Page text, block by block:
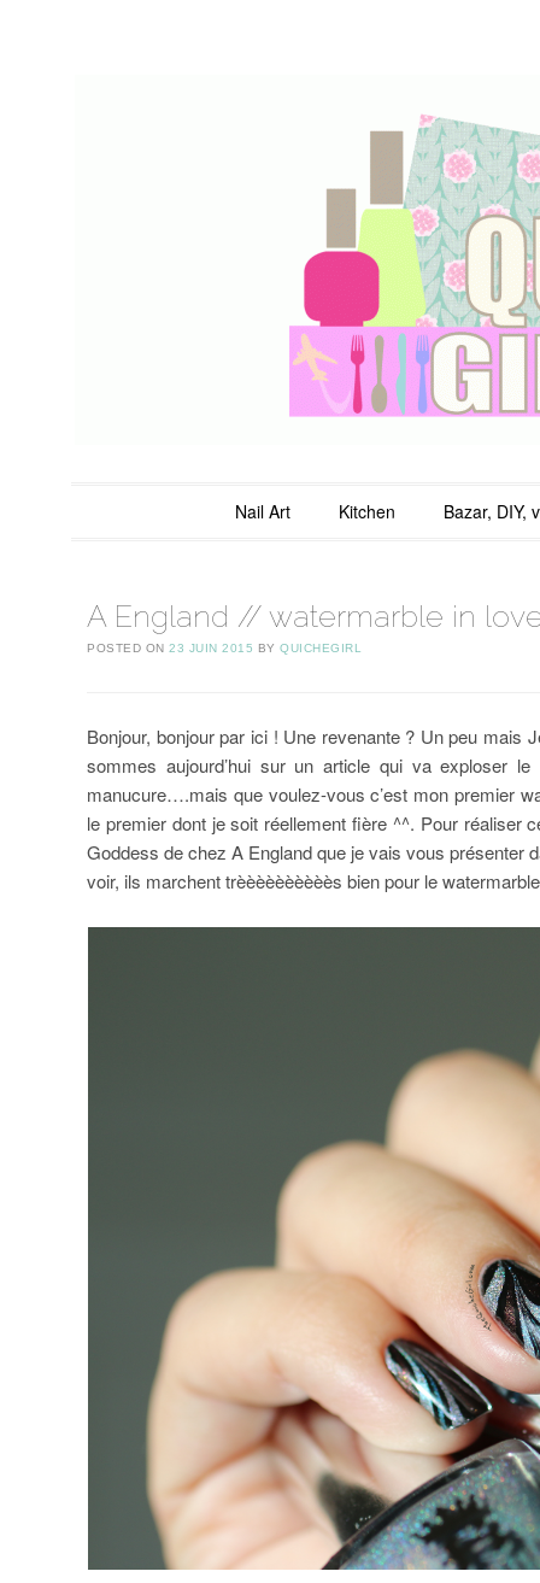
QuicheGirl
Nail Art Kitchen Bazar, DIY,
A England // watermarble in
POSTED ON23 JUIN 2015 BYQUICHEGIRL
Bonjour, bonjour par ici ! Une revenante ? Un peu mais
sommes aujourd’hui sur un article qui va exploser
manucure….mais que voulez-vous c’est mon premier
le premier dont je soit réellement fière ^^. Pour réaliser
Goddess de chez A England que je vais vous présenter
voir, ils marchent trèèèèèèèèèès bien pour le